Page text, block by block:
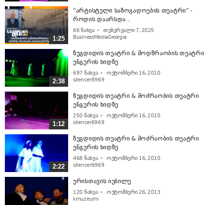
1:25
“არტისტული საზოგადოების თეატრი” -
როდის დაარსდა...
66 ნახვა
თებერვალი 7, 2025
BusinessMediaGeorgia
2:38
ზუგდიდის თეატრი & მოდზრაობის თეატრი
ენგურის ხიდზე
697 ნახვა
ოქტომბერი 16, 2010
silencer6969
1:12
ზუგდიდის თეატრი & მოძრაობის თეატრი
ენგურის ხიდზე
250 ნახვა
ოქტომბერი 16, 2010
silencer6969
2:22
ზუგდიდის თეატრი & მოძრაობის თეატრი
ენგურის ხიდზე
468 ნახვა
ოქტომბერი 16, 2010
silencer6969
ერისთავის იუბილე
120 ნახვა
ოქტომბერი 26, 2013
kmuzeumi